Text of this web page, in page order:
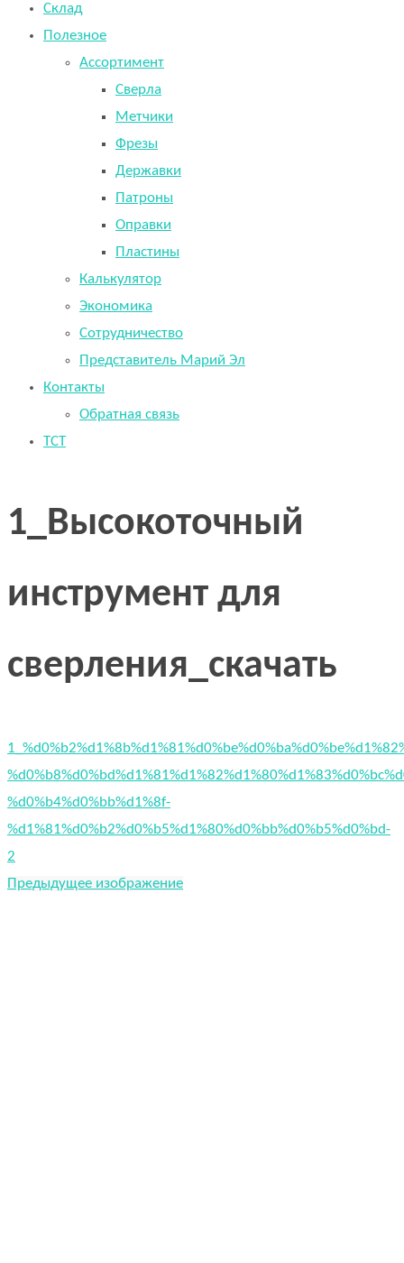
Склад
Полезное
Ассортимент
Сверла
Метчики
Фрезы
Державки
Патроны
Оправки
Пластины
Калькулятор
Экономика
Сотрудничество
Представитель Марий Эл
Контакты
Обратная связь
TCT
1_Высокоточный
инструмент для
сверления_скачать
%d0%b4%d0%bb%d1%8f-
%d1%81%d0%b2%d0%b5%d1%80%d0%bb%d0%b5%d0%bd-
2
Предыдущее изображение